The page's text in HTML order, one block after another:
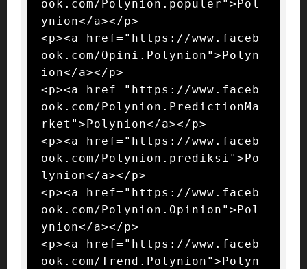
ook.com/Polynion.populer">Pol
ynion</a></p>
<p><a href="https://www.faceb
ook.com/Opini.Polynion">Polyn
ion</a></p>
<p><a href="https://www.faceb
ook.com/Polynion.PredictionMa
rket">Polynion</a></p>
<p><a href="https://www.faceb
ook.com/Polynion.prediksi">Po
lynion</a></p>
<p><a href="https://www.faceb
ook.com/Polynion.Opinion">Pol
ynion</a></p>
<p><a href="https://www.faceb
ook.com/Trend.Polynion">Polyn